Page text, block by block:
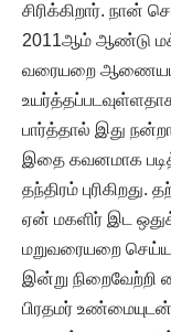
சிரிக்கிறார். நான்
2011ஆம் ஆண்டு
வரையறை
பார்த்தால் இது
இதை கவனமாக
தந்திரம்
ஏன் மகளிர் இட
மறுவரையறை
இன்று நிறைவேற்றி
பிரதமர் உண்மையுடன்